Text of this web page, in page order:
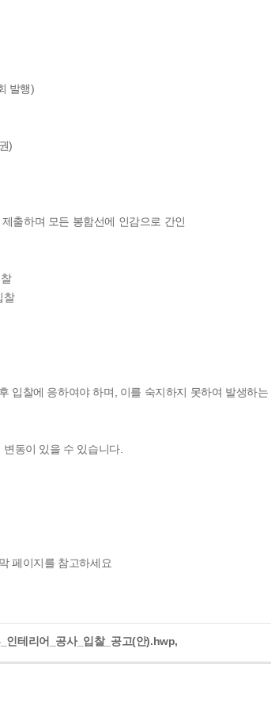
발행)
)
출하며 모든 봉함선에 인감으로 간인
찰
입찰에 응하여야 하며, 이를 숙지하지 못하여 발생하는
동이 있을 수 있습니다.
페이지를 참고하세요
인테리어_공사_입찰_공고(안).hwp,